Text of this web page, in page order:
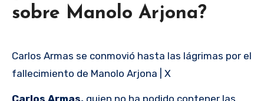
sobre Manolo Arjona?
Carlos Armas se conmovió hasta las lágrimas por el
fallecimiento de Manolo Arjona | X
Carlos Armas, quien no ha podido contener las